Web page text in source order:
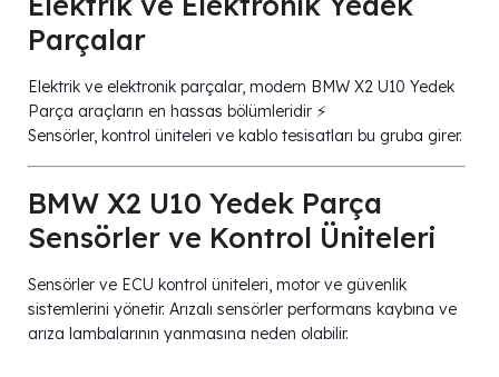
Parçalar
Elektrik ve elektronik parçalar, modern BMW X2 U10 Yedek
Parça araçların en hassas bölümleridir ⚡
Sensörler, kontrol üniteleri ve kablo tesisatları bu gruba girer.
BMW X2 U10 Yedek Parça
Sensörler ve Kontrol Üniteleri
Sensörler ve ECU kontrol üniteleri, motor ve güvenlik
sistemlerini yönetir. Arızalı sensörler performans kaybına ve
arıza lambalarının yanmasına neden olabilir.